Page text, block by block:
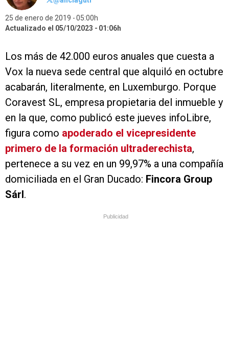
25 de enero de 2019
05:00h
Actualizado el 05/10/2023
01:06h
Los más de 42.000 euros anuales que cuesta a
Vox la nueva sede central que alquiló en octubre
acabarán, literalmente, en Luxemburgo. Porque
Coravest SL, empresa propietaria del inmueble y
en la que, como publicó este jueves infoLibre,
figura como apoderado el vicepresidente
primero de la formación ultraderechista,
pertenece a su vez en un 99,97% a una compañía
domiciliada en el Gran Ducado: Fincora Group
Sárl.
Publicidad